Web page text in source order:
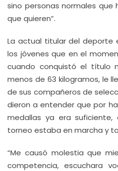
sino personas normales
que quieren”.
La actual titular del deporte
los jóvenes que en el
cuando conquistó el título
menos de 63 kilogramos, le
de sus compañeros de
dieron a entender que por
medallas ya era
torneo estaba en marcha y
“Me causó molestia que
competencia, escuchara